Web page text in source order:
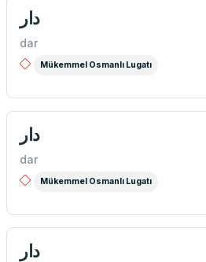
دار
dar
Mükemmel Osmanlı Lugatı
دار
dar
Mükemmel Osmanlı Lugatı
دار